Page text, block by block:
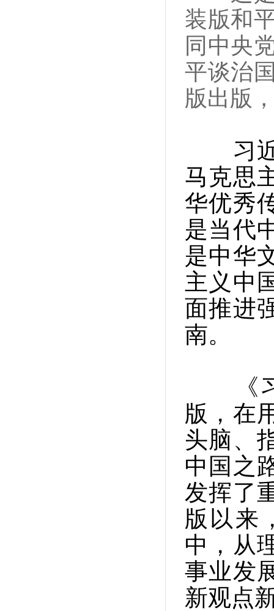
装版和
同中央
平谈治
版出版
习近
马克思
华优秀
是当代
是中华
主义中
面推进
南。
《习
版，在
头脑、
中国之
发挥了
版以来
中，从
事业发
新观点